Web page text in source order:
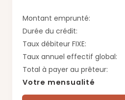
Montant emprunté:
Durée du crédit:
Taux débiteur FIXE:
Taux annuel effectif global:
Total à payer au prêteur:
Votre mensualité